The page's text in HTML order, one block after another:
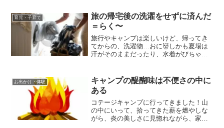
た思い切って...
育児・子育て
旅の帰宅後の洗濯をせずに済んだ
＝らく〜
旅行やキャンプは楽しいけど、帰ってき
てからの、洗濯物…おに👹しかも夏場は
汗がそのままだったり、水着がびちゃび
えチ～ン…という感じ。しかも我が家、6
人分💧それを...
お出かけ・体験
キャンプの醍醐味は不便さの中に
ある
コテージキャンプに行ってきました！山
の中にいって、拾ってきた薪を燃やしな
がら、炎の美しさに見惚れながら、家で